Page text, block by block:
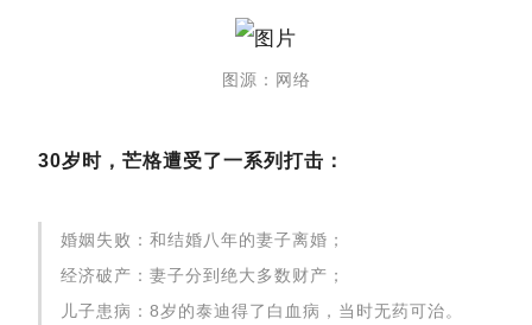
图源：网络
30岁时，芒格遭受了一系列打击：
婚姻失败：和结婚八年的妻子离婚；
经济破产：妻子分到绝大多数财产；
儿子患病：8岁的泰迪得了白血病，当时无药可治。